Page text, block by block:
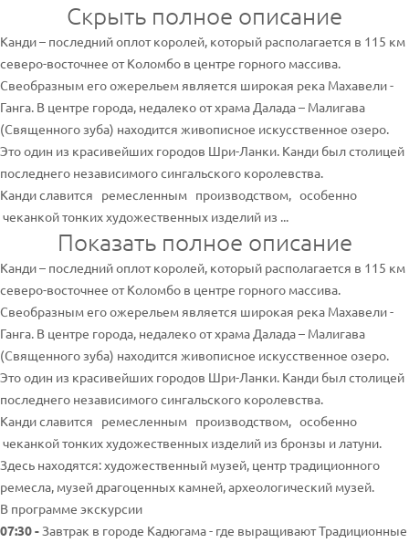
Скрыть полное описание
Канди – последний оплот королей, который располагается в 115 км
северо-восточнее от Коломбо в центре горного массива.
Свеобразным его ожерельем является широкая река Махавели -
Ганга. В центре города, недалеко от храма Далада – Малигава
(Священного зуба) находится живописное искусственное озеро.
Это один из красивейших городов Шри-Ланки. Канди был столицей
последнего независимого сингальского королевства.
Канди славится ремесленным производством, особенно
чеканкой тонких художественных изделий из ...
Показать полное описание
Канди – последний оплот королей, который располагается в 115 км
северо-восточнее от Коломбо в центре горного массива.
Свеобразным его ожерельем является широкая река Махавели -
Ганга. В центре города, недалеко от храма Далада – Малигава
(Священного зуба) находится живописное искусственное озеро.
Это один из красивейших городов Шри-Ланки. Канди был столицей
последнего независимого сингальского королевства.
Канди славится ремесленным производством, особенно
чеканкой тонких художественных изделий из бронзы и латуни.
Здесь находятся: художественный музей, центр традиционного
ремесла, музей драгоценных камней, археологический музей.
В программе экскурсии
07:30 -Завтрак в городе Кадюгама - где выращивают Традиционные